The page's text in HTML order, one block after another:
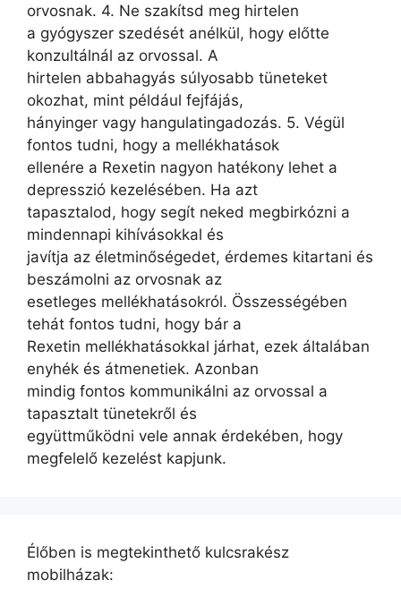
orvosnak. 4. Ne szakítsd meg hirtelen
a gyógyszer szedését anélkül, hogy előtte
konzultálnál az orvossal. A
hirtelen abbahagyás súlyosabb tüneteket
okozhat, mint például fejfájás,
hányinger vagy hangulatingadozás. 5. Végül
fontos tudni, hogy a mellékhatások
ellenére a Rexetin nagyon hatékony lehet a
depresszió kezelésében. Ha azt
tapasztalod, hogy segít neked megbirkózni a
mindennapi kihívásokkal és
javítja az életminőségedet, érdemes kitartani és
beszámolni az orvosnak az
esetleges mellékhatásokról. Összességében
tehát fontos tudni, hogy bár a
Rexetin mellékhatásokkal járhat, ezek általában
enyhék és átmenetiek. Azonban
mindig fontos kommunikálni az orvossal a
tapasztalt tünetekről és
együttműködni vele annak érdekében, hogy
megfelelő kezelést kapjunk.
Élőben is megtekinthető kulcsrakész
mobilházak: